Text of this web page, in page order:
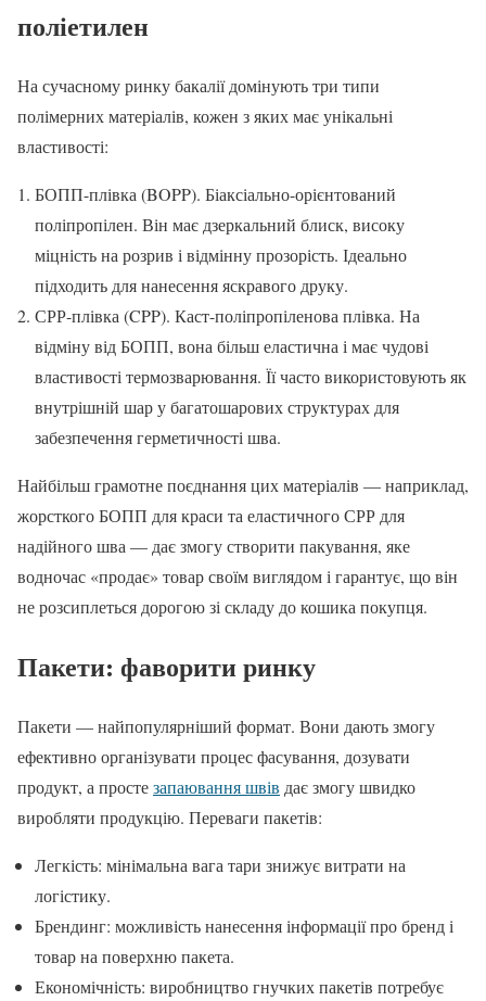
поліетилен
На сучасному ринку бакалії домінують три типи
полімерних матеріалів, кожен з яких має унікальні
властивості:
БОПП-плівка (BOPP). Біаксіально-орієнтований
поліпропілен. Він має дзеркальний блиск, високу
міцність на розрив і відмінну прозорість. Ідеально
підходить для нанесення яскравого друку.
СРР-плівка (CPP). Каст-поліпропіленова плівка. На
відміну від БОПП, вона більш еластична і має чудові
властивості термозварювання. Її часто використовують як
внутрішній шар у багатошарових структурах для
забезпечення герметичності шва.
Найбільш грамотне поєднання цих матеріалів — наприклад,
жорсткого БОПП для краси та еластичного СРР для
надійного шва — дає змогу створити пакування, яке
водночас «продає» товар своїм виглядом і гарантує, що він
не розсиплеться дорогою зі складу до кошика покупця.
Пакети: фаворити ринку
Пакети — найпопулярніший формат. Вони дають змогу
ефективно організувати процес фасування, дозувати
продукт, а простезапаювання швів дає змогу швидко
виробляти продукцію. Переваги пакетів:
Легкість: мінімальна вага тари знижує витрати на
логістику.
Брендинг: можливість нанесення інформації про бренд і
товар на поверхню пакета.
Економічність: виробництво гнучких пакетів потребує